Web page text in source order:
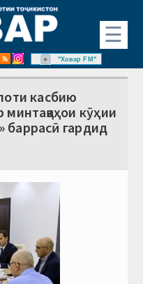
☰
"Ховар FM"
касбию
кӯҳии
баррасӣ гардид